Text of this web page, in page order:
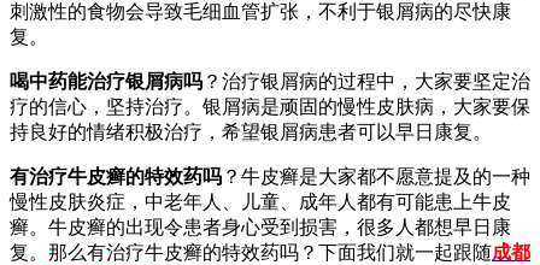
刺激性的食物会导致毛细血管扩张，不利于银屑病的尽快康
复。
喝中药能治疗银屑病吗 ？治疗银屑病的过程中，大家要坚定治
疗的信心，坚持治疗。银屑病是顽固的慢性皮肤病，大家要保
持良好的情绪积极治疗，希望银屑病患者可以早日康复。
有治疗牛皮癣的特效药吗 ？牛皮癣是大家都不愿意提及的一种
慢性皮肤炎症，中老年人、儿童、成年人都有可能患上牛皮
癣。牛皮癣的出现令患者身心受到损害，很多人都想早日康
复。那么有治疗牛皮癣的特效药吗？下面我们就一起跟随成都